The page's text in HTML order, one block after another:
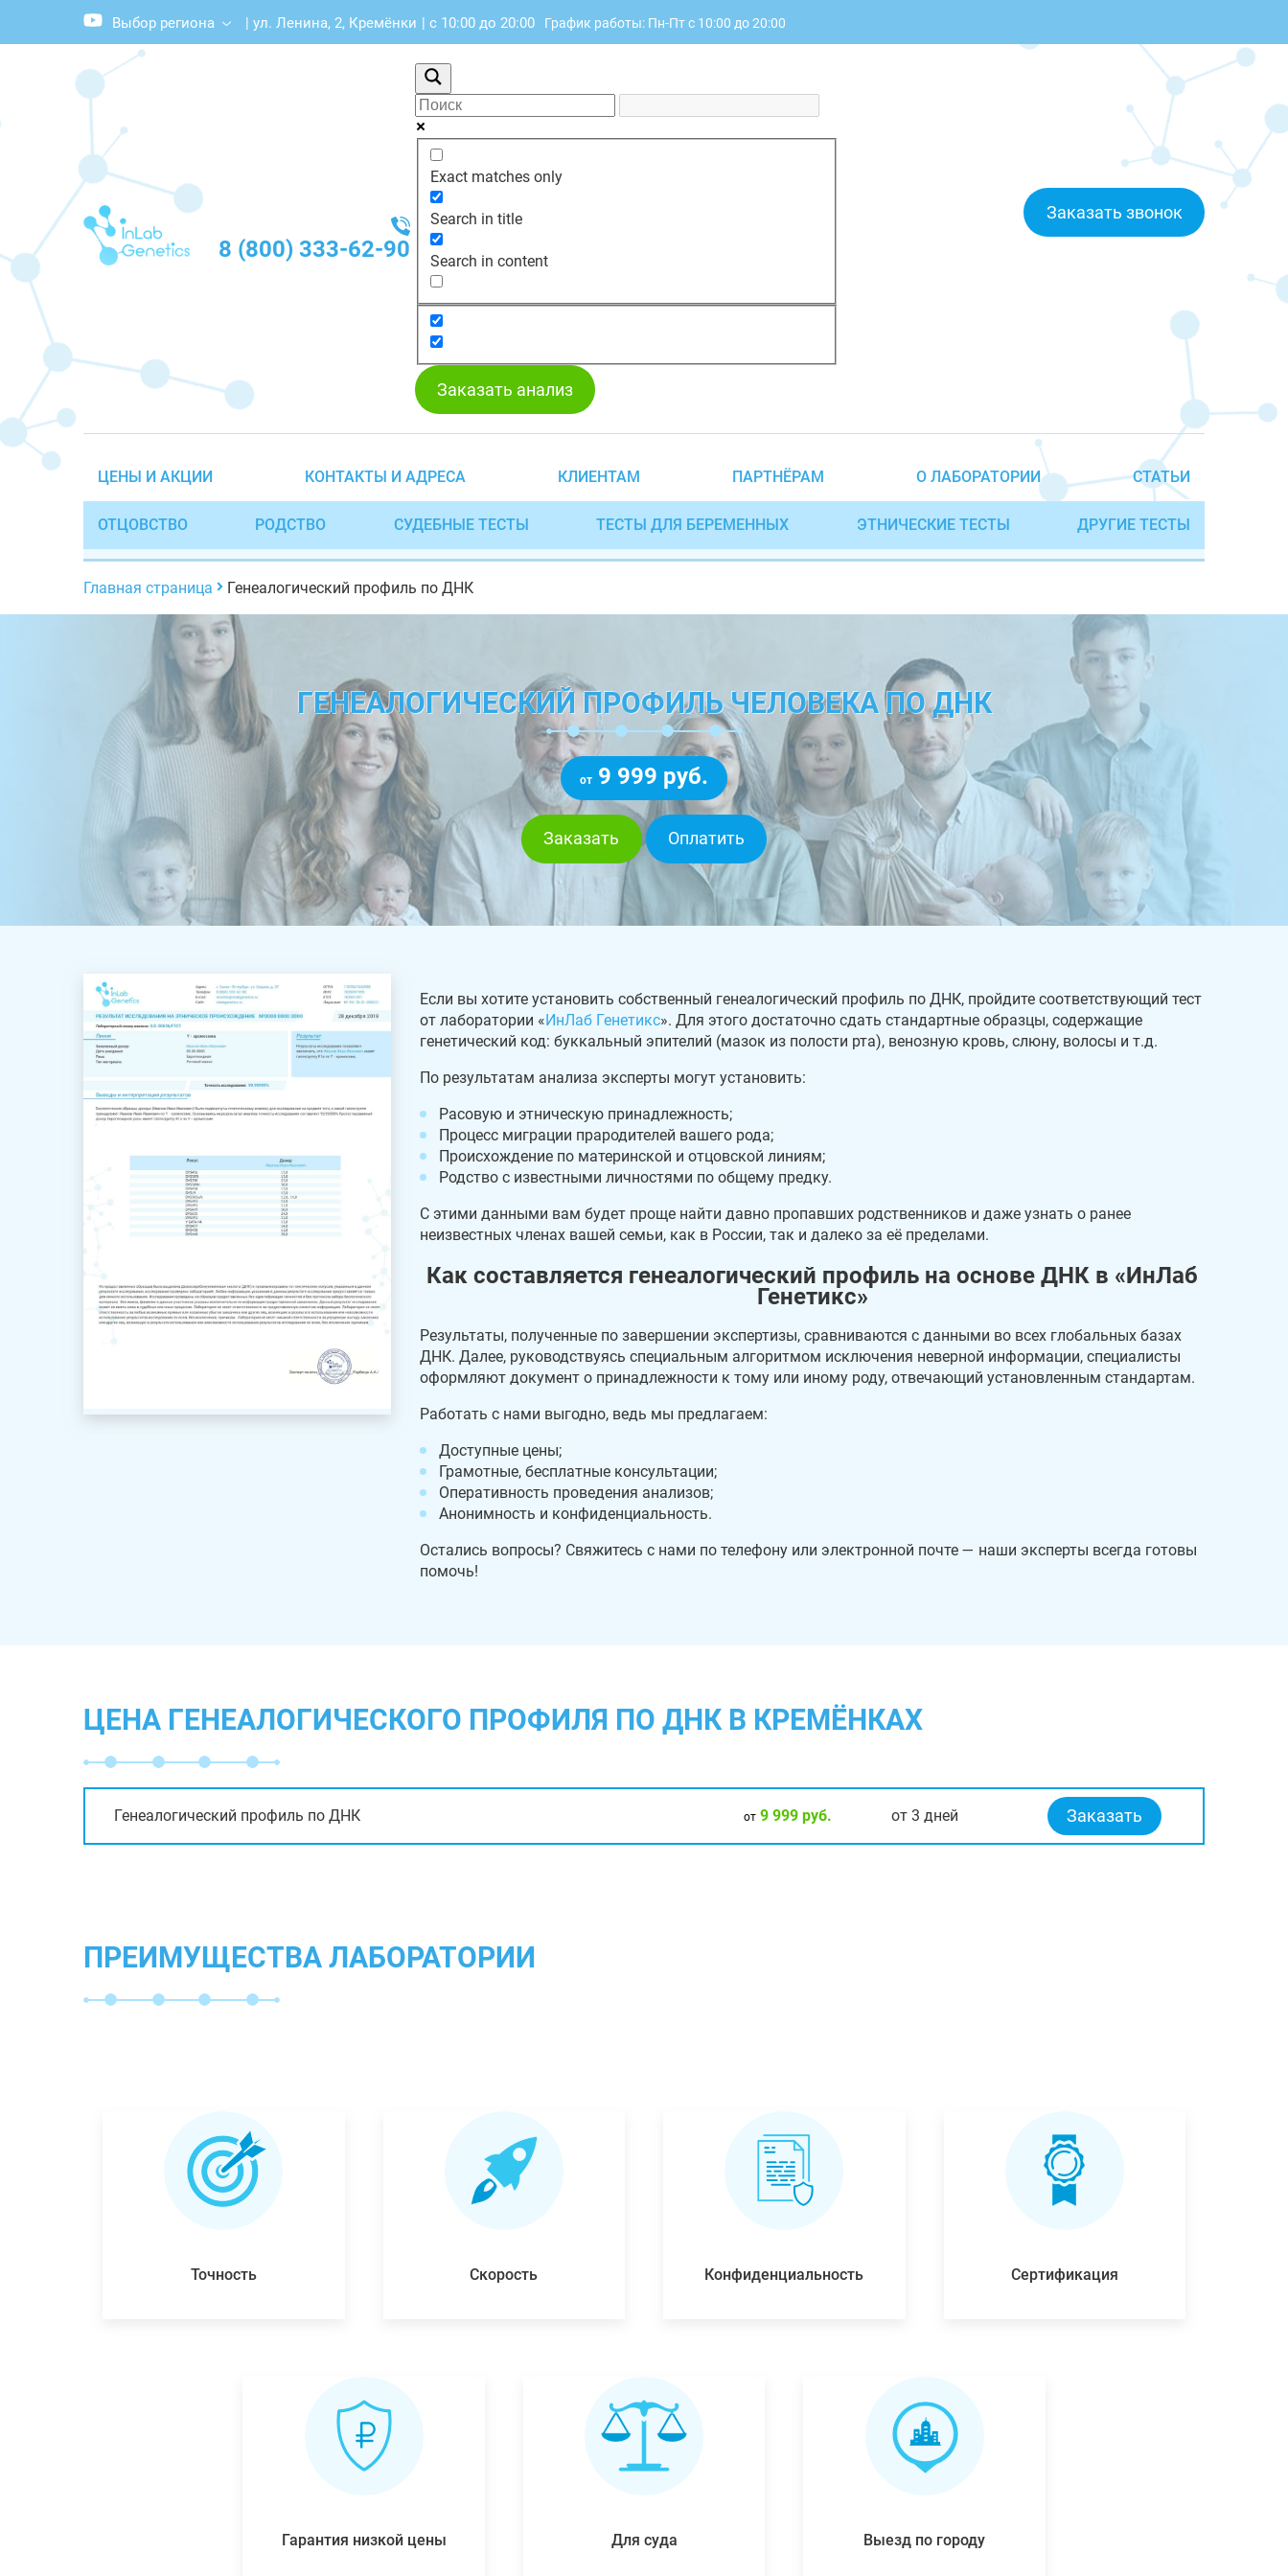
Выбор региона | ул. Ленина, 2, Кремёнки | с 10:00 до 20:00 График работы: Пн-Пт с 10:00 до 20:00
8 (800) 333-62-90
Exact matches only
Search in title
Search in content
Заказать звонок
Заказать анализ
ЦЕНЫ И АКЦИИ КОНТАКТЫ И АДРЕСА КЛИЕНТАМ ПАРТНЁРАМ О ЛАБОРАТОРИИ СТАТЬИ
ОТЦОВСТВО РОДСТВО СУДЕБНЫЕ ТЕСТЫ ТЕСТЫ ДЛЯ БЕРЕМЕННЫХ ЭТНИЧЕСКИЕ ТЕСТЫ ДРУГИЕ ТЕСТЫ
Главная страница Генеалогический профиль по ДНК
ГЕНЕАЛОГИЧЕСКИЙ ПРОФИЛЬ ЧЕЛОВЕКА ПО ДНК
от 9 999 руб.
Заказать Оплатить
Если вы хотите установить собственный генеалогический профиль по ДНК, пройдите соответствующий тест
от лаборатории «ИнЛаб Генетикс». Для этого достаточно сдать стандартные образцы, содержащие
генетический код: буккальный эпителий (мазок из полости рта), венозную кровь, слюну, волосы и т.д.
По результатам анализа эксперты могут установить:
Расовую и этническую принадлежность;
Процесс миграции прародителей вашего рода;
Происхождение по материнской и отцовской линиям;
Родство с известными личностями по общему предку.
С этими данными вам будет проще найти давно пропавших родственников и даже узнать о ранее
неизвестных членах вашей семьи, как в России, так и далеко за её пределами.
Как составляется генеалогический профиль на основе ДНК в «ИнЛаб
Генетикс»
Результаты, полученные по завершении экспертизы, сравниваются с данными во всех глобальных базах
ДНК. Далее, руководствуясь специальным алгоритмом исключения неверной информации, специалисты
оформляют документ о принадлежности к тому или иному роду, отвечающий установленным стандартам.
Работать с нами выгодно, ведь мы предлагаем:
Доступные цены;
Грамотные, бесплатные консультации;
Оперативность проведения анализов;
Анонимность и конфиденциальность.
Остались вопросы? Свяжитесь с нами по телефону или электронной почте — наши эксперты всегда готовы
помочь!
ЦЕНА ГЕНЕАЛОГИЧЕСКОГО ПРОФИЛЯ ПО ДНК В КРЕМЁНКАХ
Генеалогический профиль по ДНК от9 999 руб. от 3 дней Заказать
ПРЕИМУЩЕСТВА ЛАБОРАТОРИИ
Точность Скорость Конфиденциальность Сертификация
Гарантия низкой цены Для суда Выезд по городу